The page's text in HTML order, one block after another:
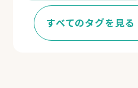
すべてのタグを見る